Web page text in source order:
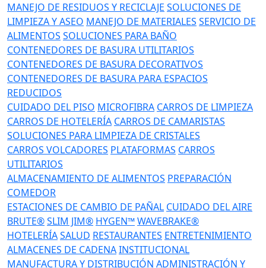
MANEJO DE RESIDUOS Y RECICLAJE SOLUCIONES DE
LIMPIEZA Y ASEO MANEJO DE MATERIALES SERVICIO DE
ALIMENTOS SOLUCIONES PARA BAÑO
CONTENEDORES DE BASURA UTILITARIOS
CONTENEDORES DE BASURA DECORATIVOS
CONTENEDORES DE BASURA PARA ESPACIOS
REDUCIDOS
CUIDADO DEL PISO MICROFIBRA CARROS DE LIMPIEZA
CARROS DE HOTELERÍA CARROS DE CAMARISTAS
SOLUCIONES PARA LIMPIEZA DE CRISTALES
CARROS VOLCADORES PLATAFORMAS CARROS
UTILITARIOS
ALMACENAMIENTO DE ALIMENTOS PREPARACIÓN
COMEDOR
ESTACIONES DE CAMBIO DE PAÑAL CUIDADO DEL AIRE
BRUTE®SLIM JIM® HYGEN™WAVEBRAKE®
HOTELERÍASALUD RESTAURANTES ENTRETENIMIENTO
ALMACENES DE CADENAINSTITUCIONAL
MANUFACTURA Y DISTRIBUCIÓN ADMINISTRACIÓN Y